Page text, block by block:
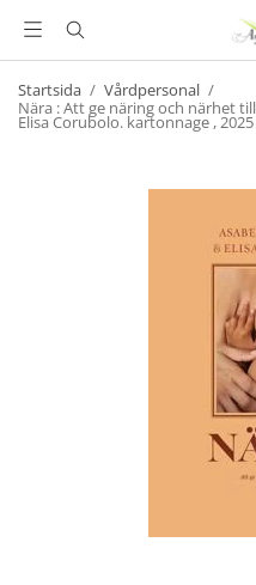
Startsida / Vårdpersonal /
Nära : Att ge näring och närhet
Elisa Corubolo. kartonnage , 2025